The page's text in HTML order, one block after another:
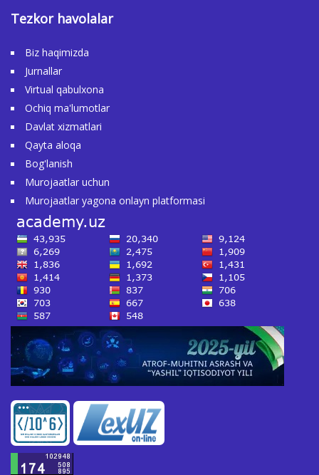
Tezkor havolalar
Biz haqimizda
Jurnallar
Virtual qabulxona
Ochiq ma'lumotlar
Davlat xizmatlari
Qayta aloqa
Bog'lanish
Murojaatlar uchun
Murojaatlar yagona onlayn platformasi